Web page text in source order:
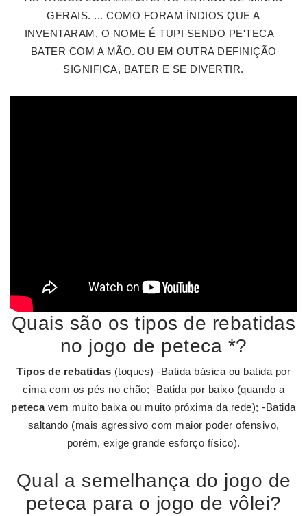
GERAIS. ... COMO FORAM ÍNDIOS QUE A
INVENTARAM, O NOME É TUPI SENDO PE'TECA –
BATER COM A MÃO. OU EM OUTRA DEFINIÇÃO
SIGNIFICA, BATER E SE DIVERTIR.
Quais são os tipos de rebatidas
no jogo de peteca *?
Tipos de rebatidas (toques) -Batida básica ou batida por
cima com os pés no chão; -Batida por baixo (quando a
petecavem muito baixa ou muito próxima da rede); -Batida
saltando (mais agressivo com maior poder ofensivo,
porém, exige grande esforço físico).
Qual a semelhança do jogo de
peteca para o jogo de vôlei?